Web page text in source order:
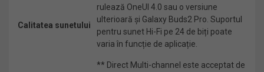
Calitatea sunetului
rulează OneUI 4.0 sau o versiune
ulterioară și Galaxy Buds2 Pro. Suportul
pentru sunet Hi-Fi pe 24 de biți poate
varia în funcție de aplicație.
** Direct Multi-channel este acceptat de